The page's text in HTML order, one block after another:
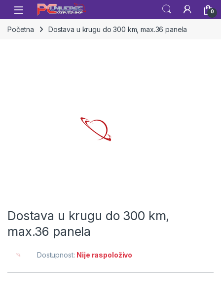
Skip to navigation
Skip to content
Open 0
Početna Dostava u krugu do 300 km, max.36 panela
Dostava u krugu do 300 km,
max.36 panela
Dostupnost: Nije raspoloživo